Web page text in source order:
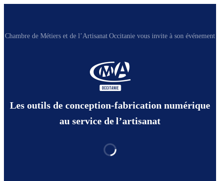
Chambre de Métiers et de l’Artisanat Occitanie vous invite à son événement
Les outils de conception-fabrication numérique
au service de l’artisanat